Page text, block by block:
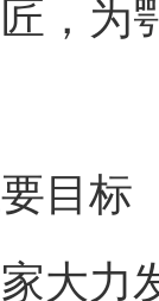
，为
目标
力发